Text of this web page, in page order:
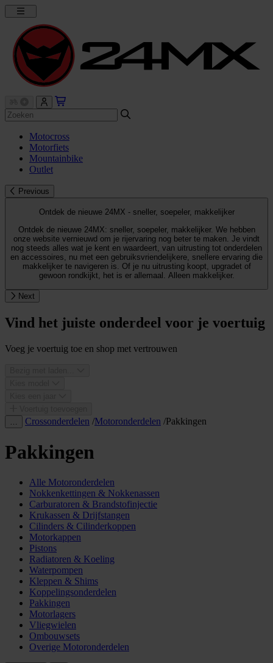
Motocross
Motorfiets
Mountainbike
Outlet
Previous
Ontdek de nieuwe 24MX - sneller, soepeler, makkelijker
Ontdek de nieuwe 24MX: sneller, soepeler, makkelijker. We hebben
onze website vernieuwd om je rijervaring nog beter te maken. Je vindt
nog steeds alles wat je kent en waardeert, van uitrusting tot onderdelen
en accessoires, nu met een gebruiksvriendelijkere, snellere ervaring die
makkelijker te navigeren is. Of je nu uitrusting koopt, upgradet of
gewoon rondkijkt, het is er allemaal. Alleen makkelijker.
Next
Vind het juiste onderdeel voor je voertuig
Voeg je voertuig toe en shop met vertrouwen
Crossonderdelen /Motoronderdelen /Pakkingen
Pakkingen
Alle Motoronderdelen
Nokkenkettingen & Nokkenassen
Carburatoren & Brandstofinjectie
Krukassen & Drijfstangen
Cilinders & Cilinderkoppen
Motorkappen
Pistons
Radiatoren & Koeling
Waterpompen
Kleppen & Shims
Koppelingsonderdelen
Pakkingen
Motorlagers
Vliegwielen
Ombouwsets
Overige Motoronderdelen